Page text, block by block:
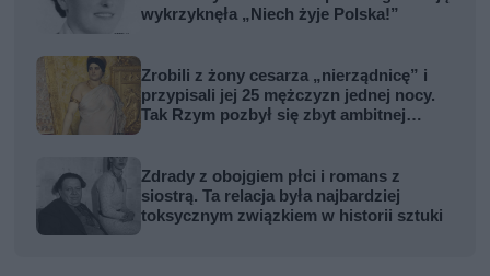
wykrzyknęła „Niech żyje Polska!”
Zrobili z żony cesarza „nierządnicę” i
przypisali jej 25 mężczyzn jednej nocy.
Tak Rzym pozbył się zbyt ambitnej
Zdrady z obojgiem płci i romans z
siostrą. Ta relacja była najbardziej
toksycznym związkiem w historii sztuki